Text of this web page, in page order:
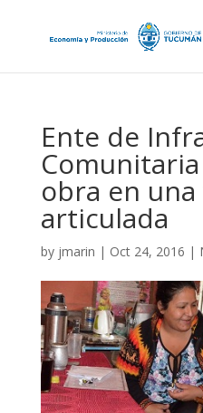
Ente de
obra en
articulada
by jmarin | Oct 24, 2016 |